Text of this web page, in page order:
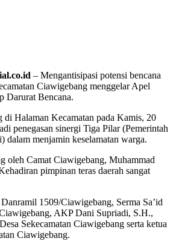
– Mengantisipasi potensi bencana
Ciawigebang menggelar Apel
Darurat Bencana.
di Halaman Kecamatan pada Kamis, 20
penegasan sinergi Tiga Pilar (Pemerintah
dalam menjamin keselamatan warga.
oleh Camat Ciawigebang, Muhammad
pimpinan teras daerah sangat
1509/Ciawigebang, Serma Sa’id
AKP Dani Supriadi, S.H.,
Sekecamatan Ciawigebang serta ketua
Ciawigebang.